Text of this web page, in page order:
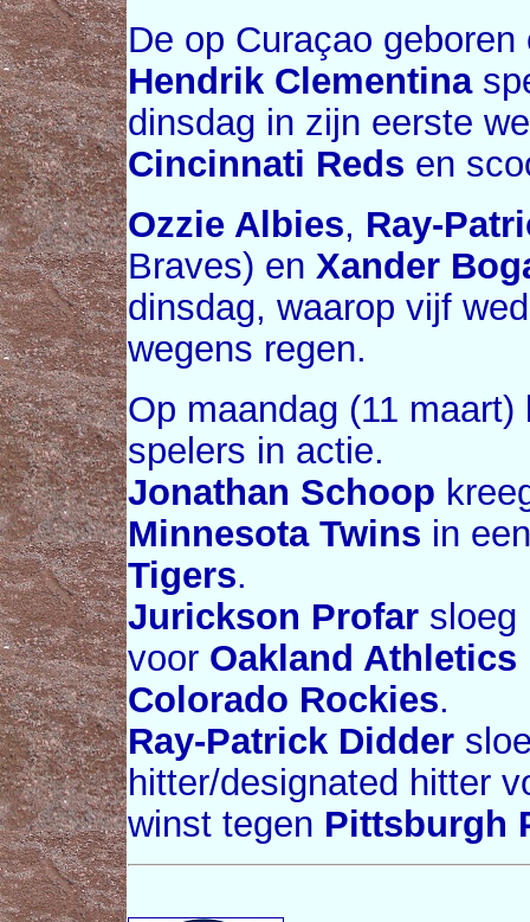
De op Curaçao geboren
Hendrik Clementina
dinsdag in zijn eerste
Cincinnati Reds en
Ozzie Albies, Ray-
Braves) en Xander
dinsdag, waarop vijf
wegens regen.
Op maandag (11
spelers in actie.
Jonathan Schoop
Minnesota Twins in
Tigers.
Jurickson Profarsloeg
voor Oakland Athletics
Colorado Rockies.
Ray-Patrick Didder
hitter/designated hitter
winst tegen Pittsburgh